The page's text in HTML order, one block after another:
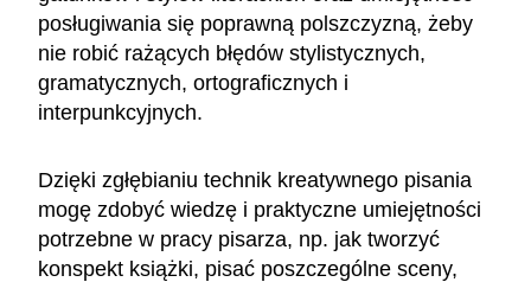
posługiwania się poprawną polszczyzną, żeby
nie robić rażących błędów stylistycznych,
gramatycznych, ortograficznych i
interpunkcyjnych.
Dzięki zgłębianiu technik kreatywnego pisania
mogę zdobyć wiedzę i praktyczne umiejętności
potrzebne w pracy pisarza, np. jak tworzyć
konspekt książki, pisać poszczególne sceny,